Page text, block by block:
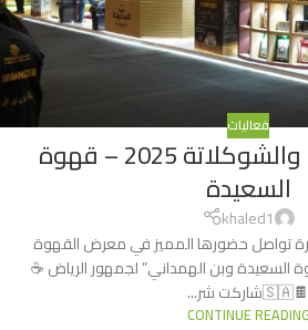
فعاليات
معرض القهوة والشوكلاتة 2025 – قهوة
السعيدة
khaled1
تواصل حضورها المميز في معرض القهوة
السعيدة وبن الهمداني” لجمهور الرياض ☕️
🍫🇸🇦شاركت شر...
CONTINUE READING